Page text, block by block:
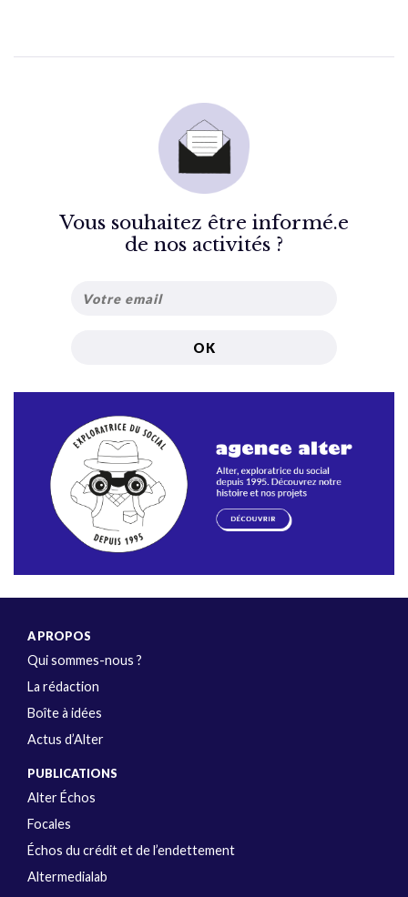
Vous souhaitez être informé.e
de nos activités ?
A PROPOS
Qui sommes-nous ?
La rédaction
Boîte à idées
Actus d’Alter
PUBLICATIONS
Alter Échos
Focales
Échos du crédit et de l’endettement
Altermedialab